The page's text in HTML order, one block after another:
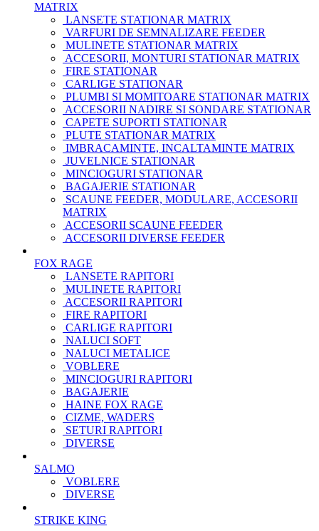
MATRIX
LANSETE STATIONAR MATRIX
VARFURI DE SEMNALIZARE FEEDER
MULINETE STATIONAR MATRIX
ACCESORII, MONTURI STATIONAR MATRIX
FIRE STATIONAR
CARLIGE STATIONAR
PLUMBI SI MOMITOARE STATIONAR MATRIX
ACCESORII NADIRE SI SONDARE STATIONAR
CAPETE SUPORTI STATIONAR
PLUTE STATIONAR MATRIX
IMBRACAMINTE, INCALTAMINTE MATRIX
JUVELNICE STATIONAR
MINCIOGURI STATIONAR
BAGAJERIE STATIONAR
SCAUNE FEEDER, MODULARE, ACCESORII
MATRIX
ACCESORII SCAUNE FEEDER
ACCESORII DIVERSE FEEDER
FOX RAGE
LANSETE RAPITORI
MULINETE RAPITORI
ACCESORII RAPITORI
FIRE RAPITORI
CARLIGE RAPITORI
NALUCI SOFT
NALUCI METALICE
VOBLERE
MINCIOGURI RAPITORI
BAGAJERIE
HAINE FOX RAGE
CIZME, WADERS
SETURI RAPITORI
DIVERSE
SALMO
VOBLERE
DIVERSE
STRIKE KING